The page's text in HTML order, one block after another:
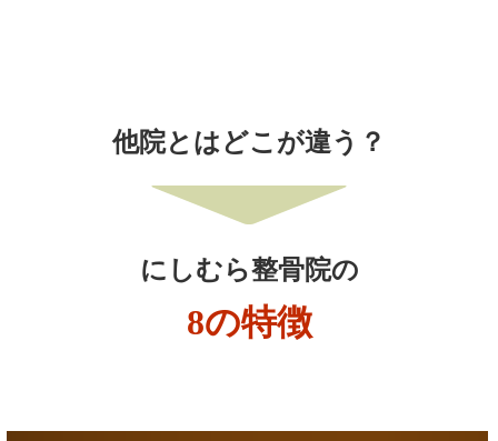
他院とはどこが違う？
にしむら整骨院の
8の特徴